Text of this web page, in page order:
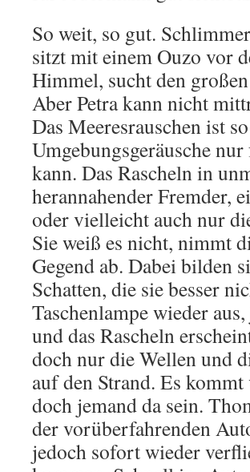
So weit, so gut.
sitzt mit einem Ouzo vor
Himmel, sucht den
Aber Petra kann nicht
Das Meeresrauschen ist
Umgebungsgeräusche
kann. Das Rascheln in
herannahender Fremder,
oder vielleicht auch nur
Sie weiß es nicht, nimmt
Gegend ab. Dabei bilden
Schatten, die sie besser
Taschenlampe wieder
und das Rascheln
doch nur die Wellen und
auf den Strand. Es
doch jemand da sein.
der vorüberfahrenden
jedoch sofort wieder